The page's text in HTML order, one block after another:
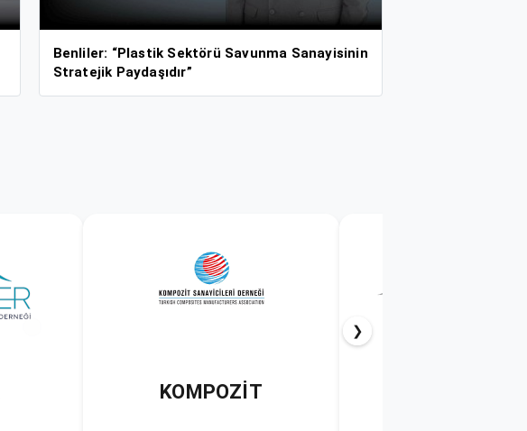
Benliler: “Plastik Sektörü Savunma Sanayisinin
Stratejik Paydaşıdır”
PAGDER
❯